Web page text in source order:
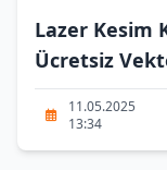
Lazer Kesim
Ücretsiz
11.05.2025
13:34